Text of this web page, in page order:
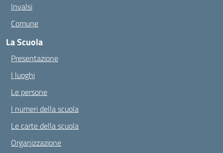
Invalsi
Comune
La Scuola
Presentazione
I luoghi
Le persone
I numeri della scuola
Le carte della scuola
Organizzazione